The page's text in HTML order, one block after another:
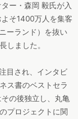
ー・森岡 毅氏が入
そ1400万人を集客
ーランド）を抜い
しました。
目され、インタビ
ス書のベストセラ
の後独立し、丸亀
プロジェクトに関